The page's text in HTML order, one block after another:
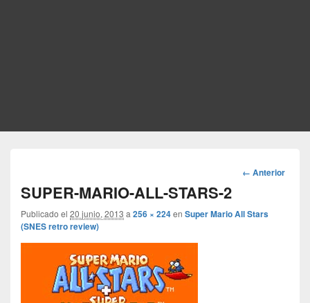
Navegador
← Anterior
SUPER-MARIO-ALL-STARS-2
Publicado el 20 junio, 2013 a 256 × 224en Super Mario All Stars
(SNES retro review)